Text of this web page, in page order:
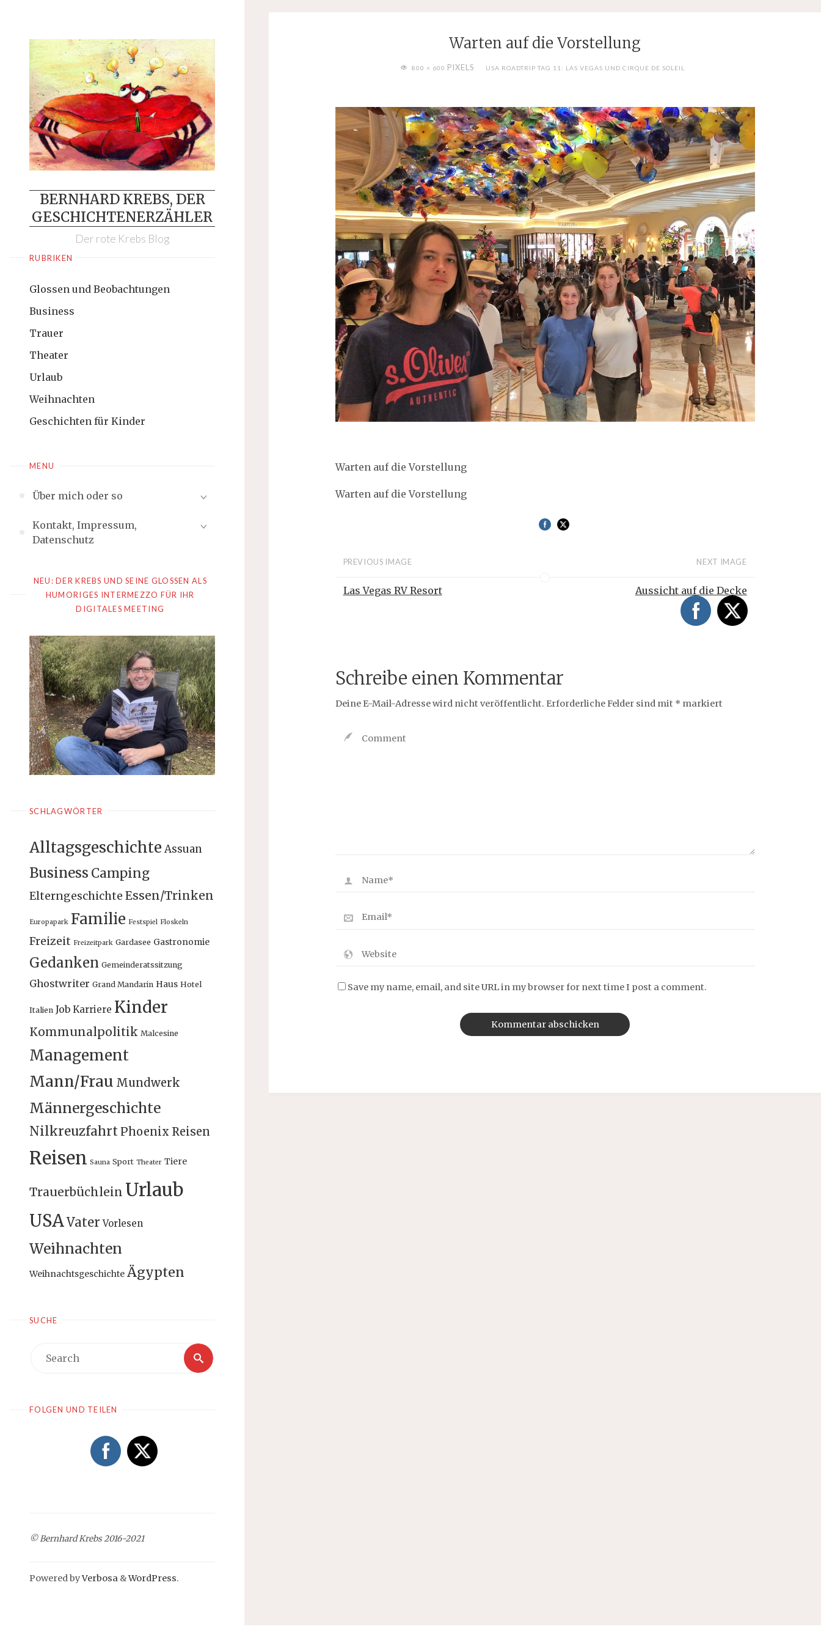
content
BERNHARD KREBS, DER
GESCHICHTENERZÄHLER
Der rote Krebs Blog
RUBRIKEN
Glossen und Beobachtungen
Business
Trauer
Theater
Urlaub
Weihnachten
Geschichten für Kinder
MENU
Über mich oder so
Kontakt, Impressum,
Datenschutz
NEU: DER KREBS UND SEINE GLOSSEN ALS
HUMORIGES INTERMEZZO FÜR IHR
DIGITALES MEETING
SCHLAGWÖRTER
Alltagsgeschichte Assuan
Business Camping
Elterngeschichte Essen/Trinken
Europapark Familie Festspiel Floskeln
Freizeit Freizeitpark Gardasee Gastronomie
Gedanken Gemeinderatssitzung
Ghostwriter Grand Mandarin Haus Hotel
Italien Job Karriere Kinder
Kommunalpolitik Malcesine
Management
Mann/Frau Mundwerk
Männergeschichte
Nilkreuzfahrt Phoenix Reisen
Reisen Sauna Sport Theater Tiere
Trauerbüchlein Urlaub
USAVater Vorlesen
Weihnachten
Weihnachtsgeschichte Ägypten
SUCHE
Search
Search
FOLGEN UND TEILEN
© Bernhard Krebs 2016-2021
Powered byVerbosa &WordPress.
Warten auf die Vorstellung
FULL800 × 600 PIXELS USA ROADTRIP TAG 11: LAS VEGAS UND CIRQUE DE SOLEIL
Warten auf die Vorstellung
Warten auf die Vorstellung
PREVIOUS IMAGE
Las Vegas RV Resort
NEXT IMAGE
Aussicht auf die Decke
Schreibe einen Kommentar
Deine E-Mail-Adresse wird nicht veröffentlicht. Erforderliche Felder sind mit * markiert
Save my name, email, and site URL in my browser for next time I post a comment.